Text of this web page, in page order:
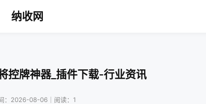
纳收网
控牌神器_插件下载-行业资讯
：2026-08-06｜阅读：1